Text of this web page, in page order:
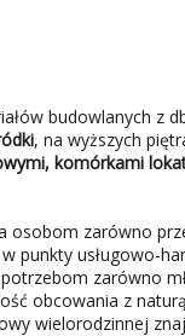
budowlanych z
, na wyższych
komórkami
osobom zarówno
punkty usługowo-
zarówno
obcowania z
wielorodzinnej